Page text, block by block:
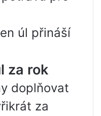
úl přináší
za rok
doplňovat
za